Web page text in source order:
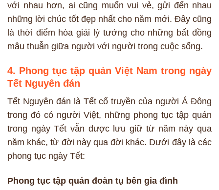
với nhau hơn, ai cũng muốn vui vẻ, gửi đến nhau
những lời chúc tốt đẹp nhất cho năm mới. Đây cũng
là thời điểm hòa giải lý tưởng cho những bất đồng
mâu thuẫn giữa người với người trong cuộc sống.
4. Phong tục tập quán Việt Nam trong ngày
Tết Nguyên đán
Tết Nguyên đán là Tết cổ truyền của người Á Đông
trong đó có người Việt, những phong tục tập quán
trong ngày Tết vẫn được lưu giữ từ năm này qua
năm khác, từ đời này qua đời khác. Dưới đây là các
phong tục ngày Tết:
Phong tục tập quán đoàn tụ bên gia đình